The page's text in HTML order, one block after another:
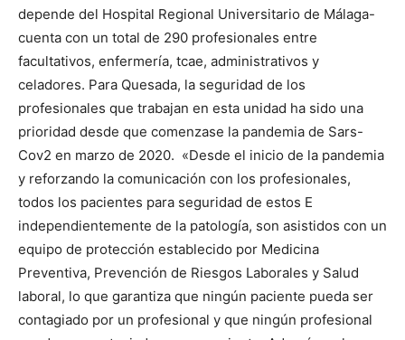
depende del Hospital Regional Universitario de Málaga-
cuenta con un total de 290 profesionales entre
facultativos, enfermería, tcae, administrativos y
celadores. Para Quesada, la seguridad de los
profesionales que trabajan en esta unidad ha sido una
prioridad desde que comenzase la pandemia de Sars-
Cov2 en marzo de 2020. «Desde el inicio de la pandemia
y reforzando la comunicación con los profesionales,
todos los pacientes para seguridad de estos E
independientemente de la patología, son asistidos con un
equipo de protección establecido por Medicina
Preventiva, Prevención de Riesgos Laborales y Salud
laboral, lo que garantiza que ningún paciente pueda ser
contagiado por un profesional y que ningún profesional